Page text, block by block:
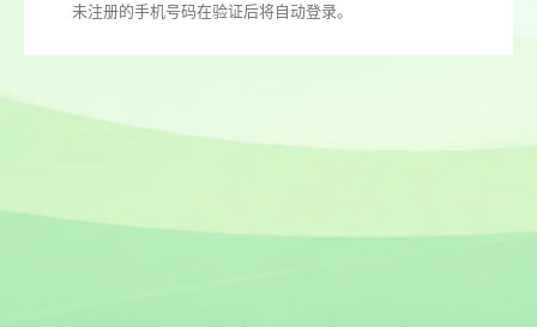
未注册的手机号码在验证后将自动登录。